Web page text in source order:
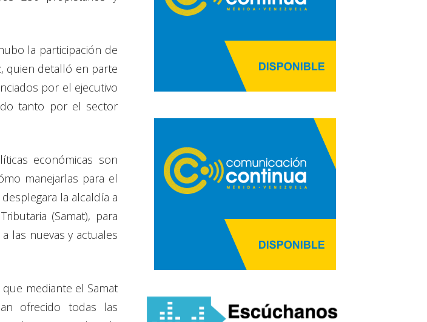
la participación de
quien detalló en parte
por el ejecutivo
tanto por el sector
económicas son
manejarlas para el
la alcaldía a
(Samat), para
las nuevas y actuales
mediante el Samat
ofrecido todas las